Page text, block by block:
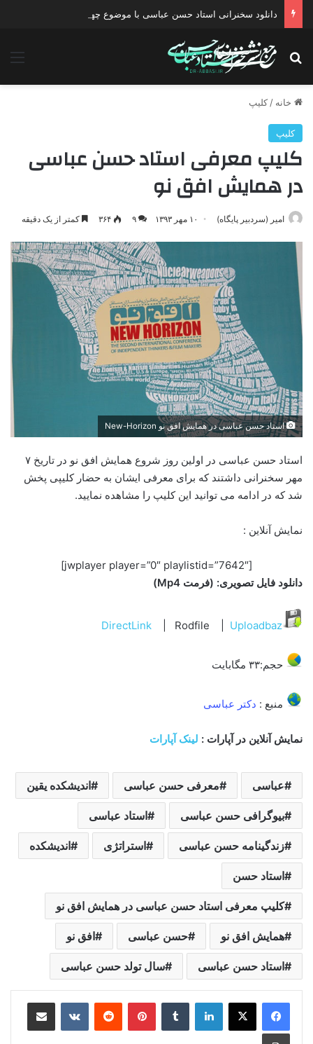
دانلود سخنرانی استاد حسن عباسی با موضوع چهار انتخاب ۱۴۰۰
جستجو برای
خانه / کلیپ
کلیپ
کلیپ معرفی استاد حسن عباسی
در همایش افق نو
امیر (سردبیر پایگاه) ۱۰ مهر ۱۳۹۳ ۹ ۳۶۴ کمتر از یک دقیقه
استاد حسن عباسی در همایش افق نو New-Horizon
استاد حسن عباسی در اولین روز شروع همایش افق نو در تاریخ ۷
مهر سخنرانی داشتند که برای معرفی ایشان به حضار کلیپی پخش
شد که در ادامه می توانید این کلیپ را مشاهده نمایید.
نمایش آنلاین :
[jwplayer player=”0″ playlistid=”7642″]
دانلود فایل تصویری: (فرمت Mp4)
DirectLink | Rodfile | Uploadbaz
حجم:۳۳ مگابایت
منبع : دکتر عباسی
نمایش آنلاین در آپارات : لینک آپارات
عباسی معرفی حسن عباسی اندیشکده یقین
بیوگرافی حسن عباسی استاد عباسی
زندگینامه حسن عباسی استراتژی اندیشکده
استاد حسن
کلیپ معرفی استاد حسن عباسی در همایش افق نو
همایش افق نو حسن عباسی افق نو
استاد حسن عباسی سال تولد حسن عباسی
لینکدین ‫تامبلر ‫پین‌ترست‫رددیت ‫VKontakteاشتراک گذاری از طریق ایمیل
چاپ